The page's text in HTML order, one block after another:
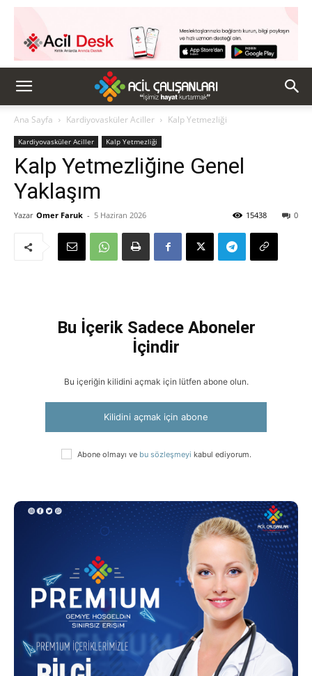
Ana Sayfa Kardiyovasküler Aciller Kalp Yetmezliği
Kardiyovasküler Aciller Kalp Yetmezliği
Kalp Yetmezliğine Genel
Yaklaşım
Yazar Omer Faruk - 5 Haziran 2026 0
15438
Bu İçerik Sadece Aboneler
İçindir
Bu içeriğin kilidini açmak için lütfen abone olun.
Kilidini açmak için abone
Abone olmayı ve bu sözleşmeyi kabul ediyorum.